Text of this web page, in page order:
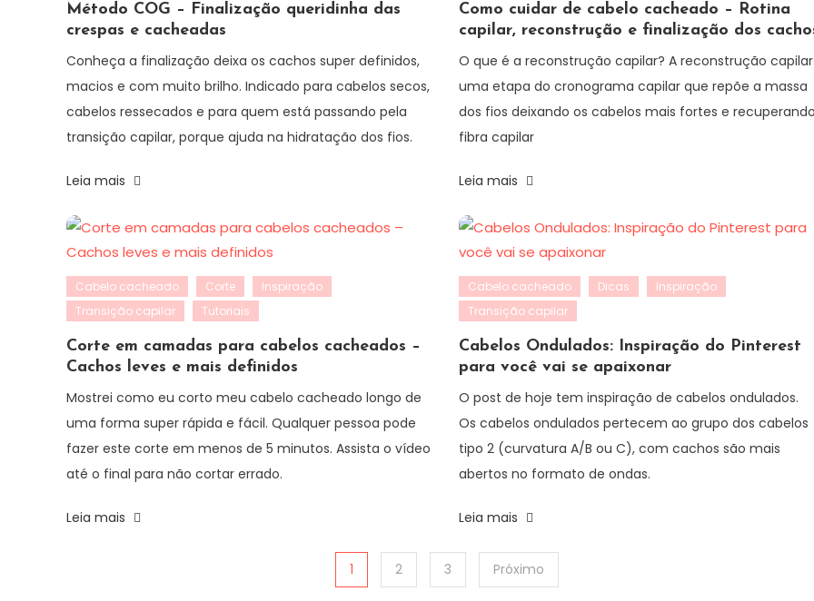
Método COG – Finalização queridinha das
crespas e cacheadas
Conheça a finalização deixa os cachos super definidos,
macios e com muito brilho. Indicado para cabelos secos,
cabelos ressecados e para quem está passando pela
transição capilar, porque ajuda na hidratação dos fios.
Leia mais
Como cuidar de cabelo cacheado – Rotina
capilar, reconstrução e finalização dos
O que é a reconstrução capilar? A reconstrução
uma etapa do cronograma capilar que repõe a massa
dos fios deixando os cabelos mais fortes e
fibra capilar
Leia mais
Cabelo cacheado Corte
Inspiração
Transição capilar
Tutoriais
Corte em camadas para cabelos cacheados –
Cachos leves e mais definidos
Mostrei como eu corto meu cabelo cacheado longo de
uma forma super rápida e fácil. Qualquer pessoa pode
fazer este corte em menos de 5 minutos. Assista o vídeo
até o final para não cortar errado.
Leia mais
Cabelo cacheado Dicas
Inspiração
Transição capilar
Cabelos Ondulados: Inspiração do Pinterest
para você vai se apaixonar
O post de hoje tem inspiração de cabelos ondulados.
Os cabelos ondulados pertecem ao grupo dos cabelos
tipo 2 (curvatura A/B ou C), com cachos são mais
abertos no formato de ondas.
Leia mais
1 2 3 Próximo